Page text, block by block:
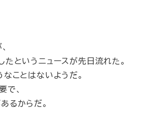
というニュースが先日流れた。
ことはないようだ。
で、
るからだ。